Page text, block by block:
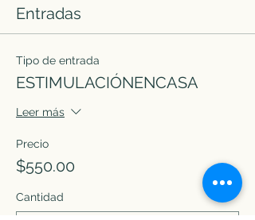
Entradas
Tipo de entrada
ESTIMULACIÓNENCASA
Leer más
Precio
$550.00
Cantidad